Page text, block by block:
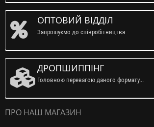
ОПТОВИЙ ВІДДІЛ
Запрошуємо до співробітництва
ДРОПШИППІНГ
Головною перевагою даного формату...
ПРО НАШ МАГАЗИН